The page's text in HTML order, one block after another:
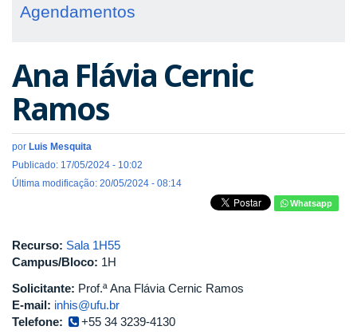
Agendamentos
Ana Flávia Cernic
Ramos
por Luis Mesquita
Publicado: 17/05/2024 - 10:02
Última modificação: 20/05/2024 - 08:14
Whatsapp
Recurso: Sala 1H55
Campus/Bloco: 1H
Solicitante: Prof.ª Ana Flávia Cernic Ramos
E-mail: inhis@ufu.br
Telefone:
+55 34 3239-4130